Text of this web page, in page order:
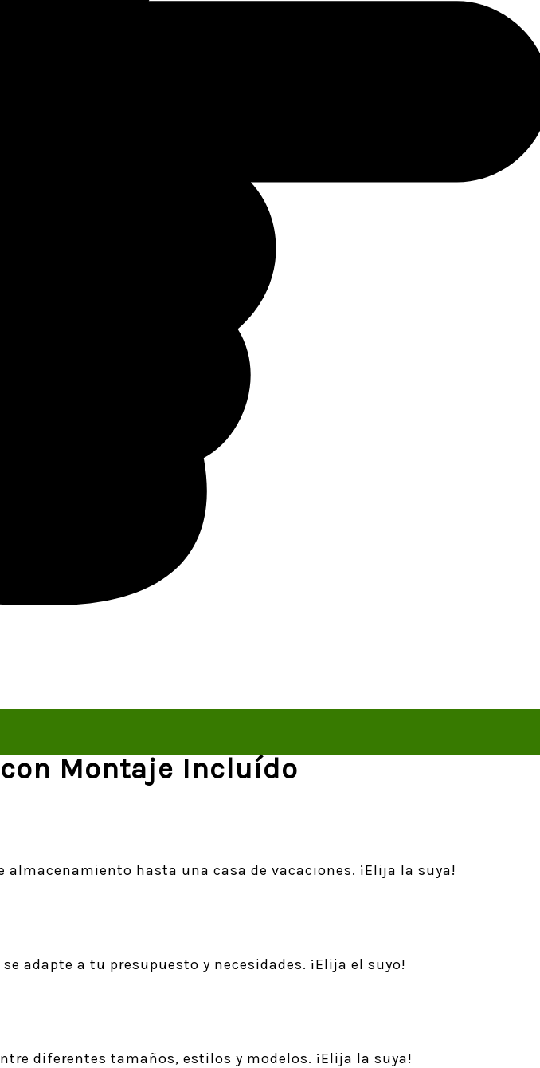
Montaje Incluído
hasta una casa de vacaciones. ¡Elija la suya!
adapte a tu presupuesto y necesidades. ¡Elija el suyo!
diferentes tamaños, estilos y modelos. ¡Elija la suya!